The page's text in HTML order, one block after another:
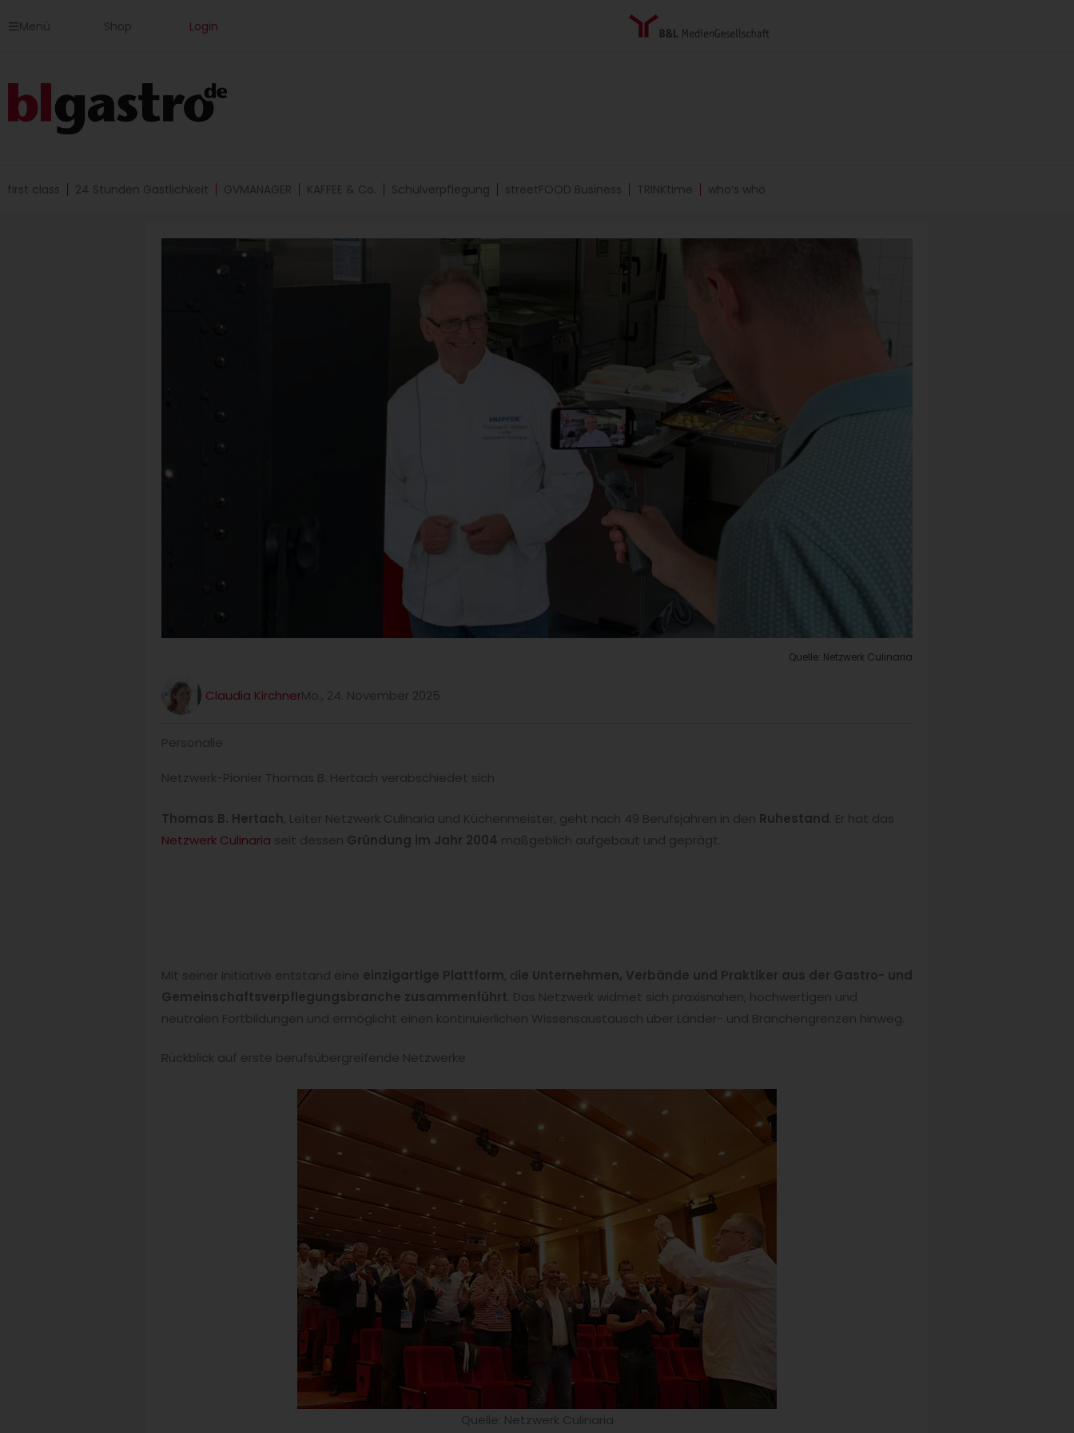
InhaltMenü Shop Login
first class 24 Stunden Gastlichkeit GVMANAGER KAFFEE & Co. Schulverpflegung streetFOOD Business TRINKtime who’s who
Quelle: Netzwerk Culinaria
Claudia KirchnerMo., 24. November 2025
Personalie
Netzwerk-Pionier Thomas B. Hertach verabschiedet sich
Thomas B. Hertach, Leiter Netzwerk Culinaria und Küchenmeister, geht nach 49 Berufsjahren in den Ruhestand . Er hat das
Netzwerk Culinaria seit dessen Gründung im Jahr 2004 maßgeblich aufgebaut und geprägt.
Mit seiner Initiative entstand eine einzigartige Plattform, d ie Unternehmen, Verbände und Praktiker aus der Gastro- und
Gemeinschaftsverpflegungsbranche zusammenführt . Das Netzwerk widmet sich praxisnahen, hochwertigen und
neutralen Fortbildungen und ermöglicht einen kontinuierlichen Wissensaustausch über Länder- und Branchen­grenzen hinweg.
Rückblick auf erste berufsübergreifende Netzwerke
Quelle: Netzwerk Culinaria